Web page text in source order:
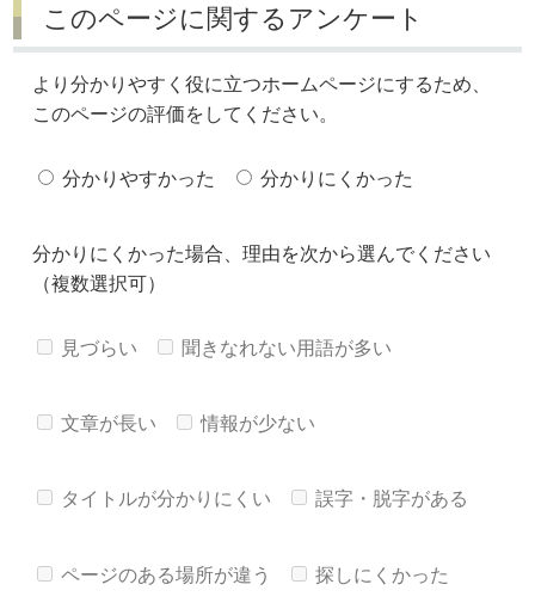
このページに関するアンケート
より分かりやすく役に立つホームページにするため、
このページの評価をしてください。
分かりやすかった 分かりにくかった
分かりにくかった場合、理由を次から選んでください
（複数選択可）
見づらい 聞きなれない用語が多い
文章が長い 情報が少ない
タイトルが分かりにくい 誤字・脱字がある
ページのある場所が違う 探しにくかった